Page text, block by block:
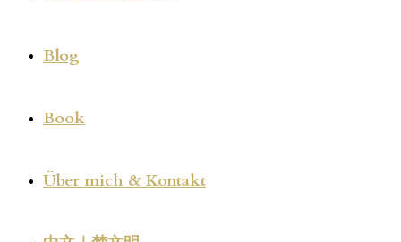
Blog
Book
Über mich & Kontakt